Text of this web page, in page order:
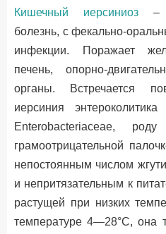
Кишечный иерсиниоз–
болезнь, с фекально-
инфекции. Поражает
печень, опорно-
органы. Встречается
иерсиния
Enterobacteriaceae,
грамоотрицательной
непостоянным числом
и непритязательным к
растущей при низких
температуре 4—28°С, она